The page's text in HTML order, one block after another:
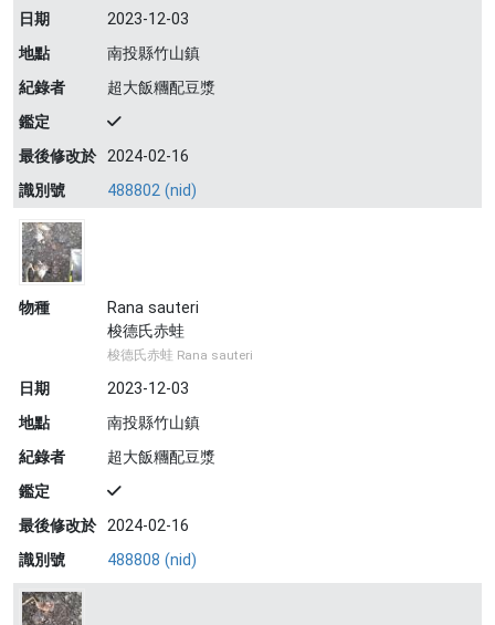
日期
2023-12-03
地點
南投縣竹山鎮
紀錄者
超大飯糰配豆漿
鑑定
最後修改於 2024-02-16
識別號
488802 (nid)
物種
Rana sauteri
梭德氏赤蛙
梭德氏赤蛙 Rana sauteri
日期
2023-12-03
地點
南投縣竹山鎮
紀錄者
超大飯糰配豆漿
鑑定
最後修改於 2024-02-16
識別號
488808 (nid)